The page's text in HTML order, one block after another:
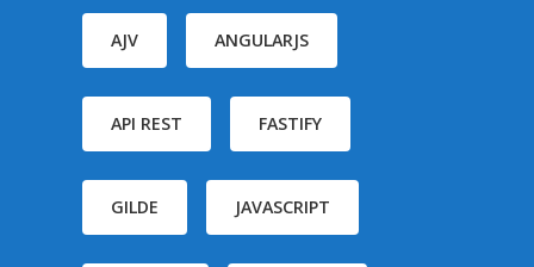
AJV ANGULARJS
API REST FASTIFY
GILDE JAVASCRIPT